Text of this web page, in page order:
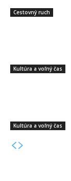
Cestovný ruch
Kultúra a voľný čas
Kultúra a voľný čas